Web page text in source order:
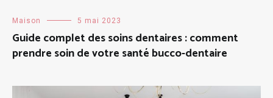
Maison 5 mai 2023
Guide complet des soins dentaires : comment
prendre soin de votre santé bucco-dentaire